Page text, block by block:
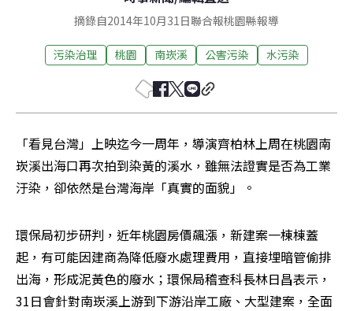
摘錄自2014年10月31日聯合報桃園縣報導
污染治理 桃園 南崁溪 公害污染 水污染
「看見台灣」上映迄今一周年，導演齊柏林上周在桃園南
崁溪出海口再次拍到染黃的溪水，雖無法證實是否為工業
汙染，卻依然是台灣海岸「真實的面貌」。
環保局初步研判，近年桃園房價飆漲，新建案一棟棟蓋
起，有可能因建商為降低廢水處理費用，直接埋暗管偷排
出海，形成泥黃色的廢水；環保局稽查科長林日昌表示，
31日會針對南崁溪上游到下游沿岸工廠、大型建案，全面